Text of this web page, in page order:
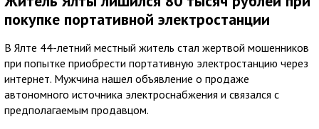
покупке портативной электростанции
В Ялте 44-летний местный житель стал жертвой мошенников
при попытке приобрести портативную электростанцию через
интернет. Мужчина нашел объявление о продаже
автономного источника электроснабжения и связался с
предполагаемым продавцом.